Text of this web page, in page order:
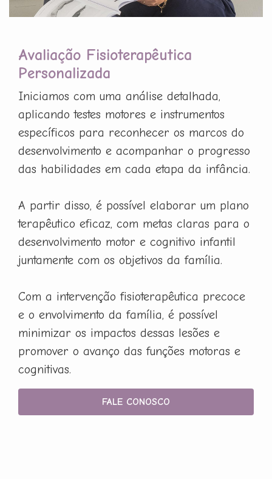
Avaliação Fisioterapêutica
Personalizada
Iniciamos com uma análise detalhada,
aplicando testes motores e instrumentos
específicos para reconhecer os marcos do
desenvolvimento e acompanhar o progresso
das habilidades em cada etapa da infância.
A partir disso, é possível elaborar um plano
terapêutico eficaz, com metas claras para o
desenvolvimento motor e cognitivo infantil
juntamente com os objetivos da família.
Com a intervenção fisioterapêutica precoce
e o envolvimento da família, é possível
minimizar os impactos dessas lesões e
promover o avanço das funções motoras e
cognitivas.
FALE CONOSCO